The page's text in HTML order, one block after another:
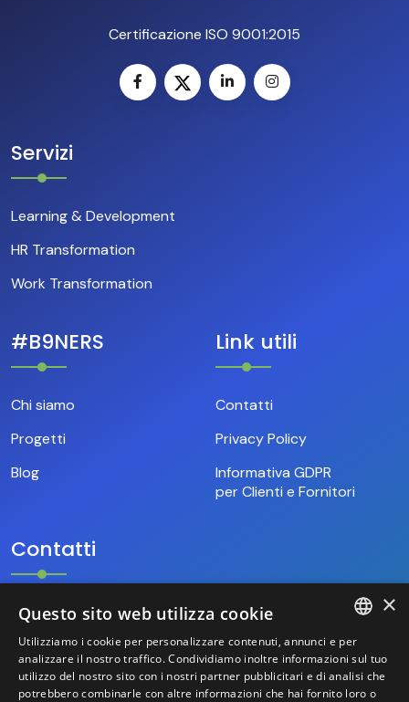
Certificazione ISO 9001:2015
Servizi
Learning & Development
HR Transformation
Work Transformation
#B9NERS
Chi siamo
Progetti
Blog
Link utili
Contatti
Privacy Policy
Informativa GDPR
per Clienti e Fornitori
Contatti
+39.346.69.18.009
hello@base9.it ITALIAN
ENGLISH
×
Questo sito web utilizza cookie
Utilizziamo i cookie per personalizzare contenuti, annunci e per
analizzare il nostro traffico. Condividiamo inoltre informazioni sul tuo
utilizzo del nostro sito con i nostri partner pubblicitari e di analisi che
potrebbero combinarle con altre informazioni che hai fornito loro o